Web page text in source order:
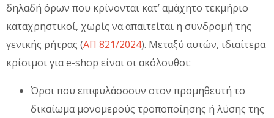
δηλαδή όρων που κρίνονται κατ’ αμάχητο τεκμήριο
καταχρηστικοί, χωρίς να απαιτείται η συνδρομή της
γενικής ρήτρας (ΑΠ 821/2024). Μεταξύ αυτών, ιδιαίτερα
κρίσιμοι για e-shop είναι οι ακόλουθοι:
Όροι που επιφυλάσσουν στον προμηθευτή το
δικαίωμα μονομερούς τροποποίησης ή λύσης της